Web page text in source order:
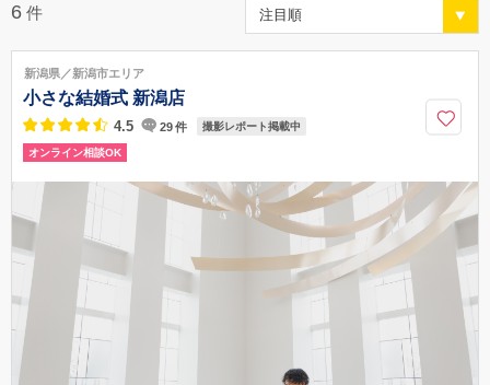
6 件
新潟県／新潟市エリア
小さな結婚式 新潟店
4.5 29件 撮影レポート掲載中
オンライン相談OK